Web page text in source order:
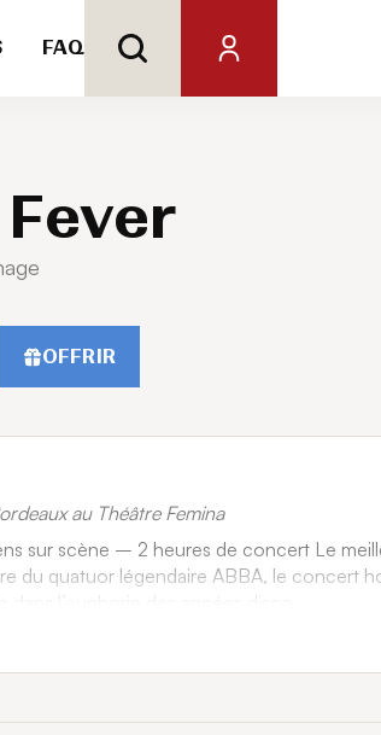
FAQ
OFFRIR
au Théâtre Femina
sur scène – 2 heures de concert Le
du quatuor légendaire ABBA, le concert
dans l’euphorie des années disco.
d’ABBA depuis ABBA !
le plus fidèlement du célèbre quatuor !